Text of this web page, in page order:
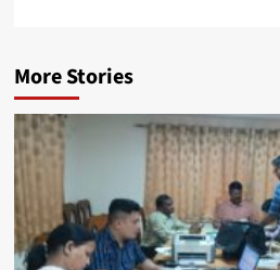
More Stories